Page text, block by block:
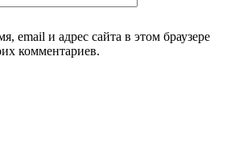
email и адрес сайта в этом браузере
комментариев.